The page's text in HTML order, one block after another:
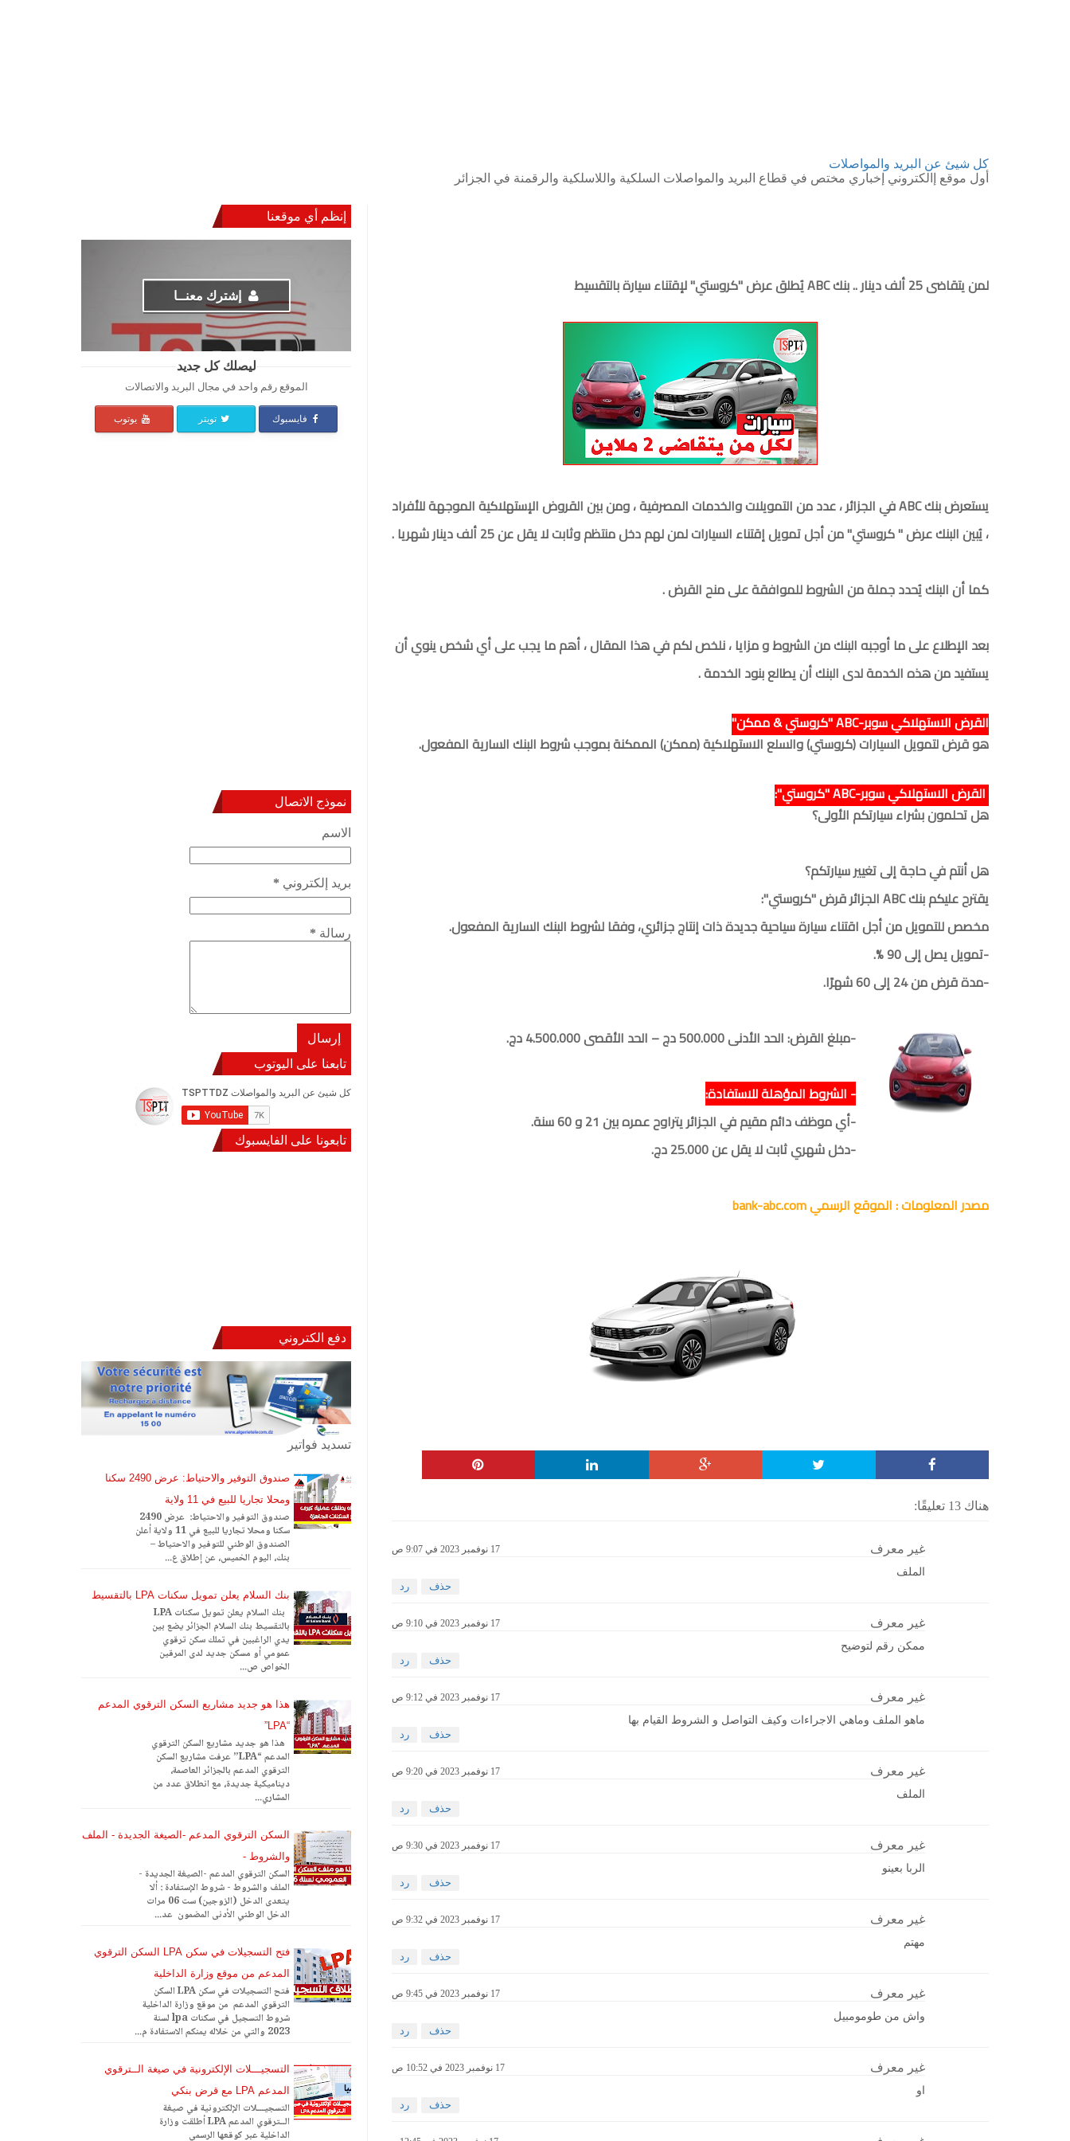
كل شيئ عن البريد والمواصلات
أول موقع إالكتروني إخباري مختص في قطاع البريد والمواصلات السلكية واللاسلكية والرقمنة في الجزائر
لمن يتقاضى 25 ألف دينار .. بنك ABC يُطلق عرض "كروستي" لإقتناء سيارة بالتقسيط
يستعرض بنك ABC في الجزائر ، عدد من التمويلات والخدمات المصرفية ، ومن بين القروض الإستهلاكية الموجهة للأفراد
، يُبين البنك عرض " كروستي" من أجل تمويل إقتناء السيارات لمن لهم دخل منتظم وثابت لا يقل عن 25 ألف دينار شهريا .
كما أن البنك يُحدد جملة من الشروط للموافقة على منح القرض .
بعد الإطلاع على ما أوجبه البنك من الشروط و مزايا ، نلخص لكم في هذا المقال ، أهم ما يجب على أي شخص ينوي أن
يستفيد من هذه الخدمة لدى البنك أن يطالع بنود الخدمة .
القرض الاستهلاكي سوبر-ABC "كروستي & ممكن"
هو قرض لتمويل السيارات (كروستي) والسلع الاستهلاكية (ممكن) الممكنة بموجب شروط البنك السارية المفعول.
القرض الاستهلاكي سوبر-ABC "كروستي":
هل تحلمون بشراء سيارتكم الأولى؟
هل أنتم في حاجة إلى تغيير سيارتكم؟
يقترح عليكم بنك ABC الجزائر قرض "كروستي":
مخصص للتمويل من أجل اقتناء سيارة سياحية جديدة ذات إنتاج جزائري، وفقا لشروط البنك السارية المفعول.
-تمويل يصل إلى 90 %.
-مدة قرض من 24 إلى 60 شهرًا.
-مبلغ القرض: الحد الأدنى 500.000 دج – الحد الأقصى 4.500.000 دج.
- الشروط المؤهلة للاستفادة:​
-أي موظف دائم مقيم في الجزائر يتراوح عمره بين 21 و 60 سنة.
-دخل شهري ثابت لا يقل عن 25.000 دج.​
مصدر المعلومات : الموقع الرسمي bank-abc.com
هناك 13 تعليقًا:
غير معرف 17 نوفمبر 2023 في 9:07 ص
الملف
رد
حذف
غير معرف 17 نوفمبر 2023 في 9:10 ص
ممكن رقم لتوضيح
رد
حذف
غير معرف 17 نوفمبر 2023 في 9:12 ص
ماهو الملف وماهي الاجراءات وكيف التواصل و الشروط القيام بها
رد
حذف
غير معرف 17 نوفمبر 2023 في 9:20 ص
الملف
رد
حذف
غير معرف 17 نوفمبر 2023 في 9:30 ص
الربا بعينو
رد
حذف
غير معرف 17 نوفمبر 2023 في 9:32 ص
مهتم
رد
حذف
غير معرف 17 نوفمبر 2023 في 9:45 ص
واش من طومومبيل
رد
حذف
غير معرف 17 نوفمبر 2023 في 10:52 ص
او
رد
حذف
إنظم أي موقعنا
إشترك معنــا
ليصلك كل جديد
الموقع رقم واحد في مجال البريد والاتصالات
فايسبوك تويتر يوتوب
نموذج الاتصال
الاسم
بريد إلكتروني *
رسالة *
تابعنا على اليوتوب
تابعونا على الفايسبوك
دفع الكتروني
تسديد فواتير
صندوق التوفير والاحتياط: عرض 2490 سكنا
ومحلا تجاريا للبيع في 11 ولاية
صندوق التوفير والاحتياط: عرض 2490
سكنا ومحلا تجاريا للبيع في 11 ولاية أعلن
الصندوق الوطني للتوفير والاحتياط –
بنك، اليوم الخميس، عن إطلاق ع...
بنك السلام يعلن تمويل سكنات LPA بالتقسيط
بنك السلام يعلن تمويل سكنات LPA
بالتقسيط بنك السلام الجزائر يضع بين
يدي الراغبين في تملك سكن ترقوي
عمومي أو مسكن جديد لدى المرقين
الخواص ص...
هذا هو جديد مشاريع السكن الترقوي المدعم
“LPA”
هذا هو جديد مشاريع السكن الترقوي
المدعم “LPA” عرفت مشاريع السكن
الترقوي المدعم بالجزائر العاصمة،
ديناميكية جديدة، مع انطلاق عدد من
المشاري...
السكن الترقوي المدعم -الصيغة الجديدة - الملف
والشروط -
السكن الترقوي المدعم -الصيغة الجديدة -
الملف والشروط - شروط الإستفادة : ألا
يتعدى الدخل (الزوجين) ست 06 مرات
الدخل الوطني الأدنى المضمون عد...
فتح التسجيلات في سكن LPA السكن الترقوي
المدعم من موقع وزارة الداخلية
فتح التسجيلات في سكن LPA السكن
الترقوي المدعم من موقع وزارة الداخلية
شروط التسجيل في سكنات lpa لسنة
2023 والتي من خلاله يمنكم الاستفادة م...
التسجيـــلات الإلكترونية في صيغة الــترقوي
المدعم LPA مع قرض بنكي
التسجيـــلات الإلكترونية في صيغة
الــترقوي المدعم LPA أطلقت وزارة
الداخلية عبر كوقعها الرسمي